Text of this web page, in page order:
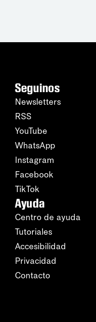
Seguinos
Newsletters
RSS
YouTube
WhatsApp
Instagram
Facebook
TikTok
Ayuda
Centro de ayuda
Tutoriales
Accesibilidad
Privacidad
Contacto